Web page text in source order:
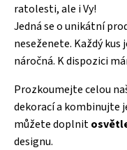
ratolesti, ale i Vy!
Jedná se o unikátní
neseženete. Každý kus
náročná. K dispozici
Prozkoumejte celou
dekorací a kombinujte
můžete doplnit
designu.